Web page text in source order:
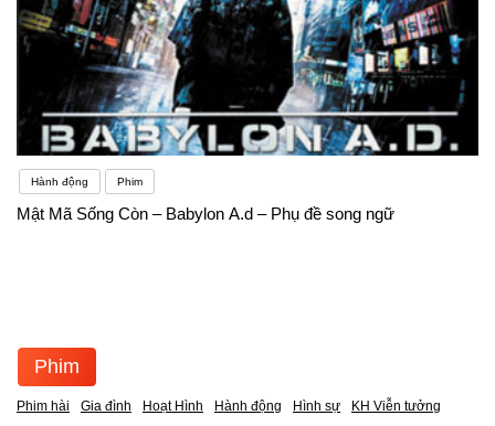
Hành động Phim
Mật Mã Sống Còn – Babylon A.d – Phụ đề song ngữ
Phim
Phim hài Gia đình Hoạt Hình Hành động Hình sự KH Viễn tưởng